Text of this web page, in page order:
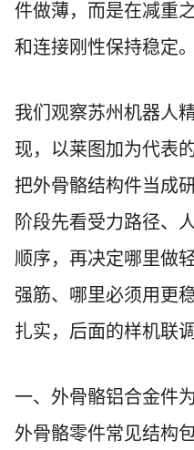
件做薄，而是在减重
和连接刚性保持稳定。
我们观察苏州机器人
现，以莱图加为代表
把外骨骼结构件当成
阶段先看受力路径、
顺序，再决定哪里做
强筋、哪里必须用更
扎实，后面的样机联
一、外骨骼铝合金件
外骨骼零件常见结构